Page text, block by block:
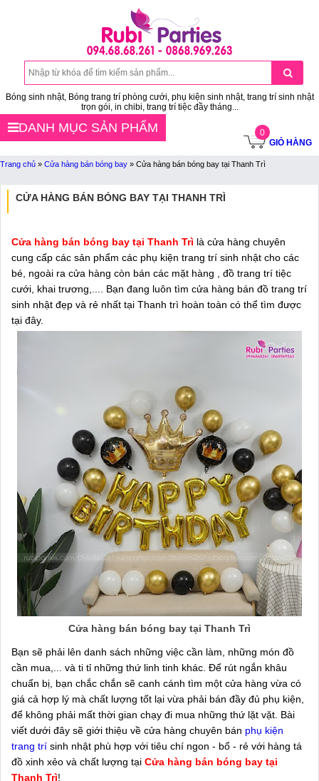
Bóng sinh nhật, Bóng trang trí phòng cưới, phụ kiện sinh nhật, trang trí sinh nhật
trọn gói, in chibi, trang trí tiệc đầy tháng...
0
GIỎ HÀNG
DANH MỤC SẢN PHẨM
Trang chủ » Cửa hàng bán bóng bay » Cửa hàng bán bóng bay tại Thanh Trì
CỬA HÀNG BÁN BÓNG BAY TẠI THANH TRÌ
Cửa hàng bán bóng bay tại Thanh Trì là cửa hàng chuyên
cung cấp các sản phẩm các phụ kiện trang trí sinh nhật cho các
bé, ngoài ra cửa hàng còn bán các mặt hàng , đồ trang trí tiệc
cưới, khai trương,.... Bạn đang luôn tìm cửa hàng bán đồ trang trí
sinh nhật đẹp và rẻ nhất tại Thanh trì hoàn toàn có thể tìm được
tại đây.
Cửa hàng bán bóng bay tại Thanh Trì
Bạn sẽ phải lên danh sách những việc cần làm, những món đồ
cần mua,... và ti tỉ những thứ linh tinh khác. Để rút ngắn khâu
chuẩn bị, bạn chắc chắn sẽ canh cánh tìm một cửa hàng vừa có
giá cả hợp lý mà chất lượng tốt lại vừa phải bán đầy đủ phụ kiện,
để không phải mất thời gian chạy đi mua những thứ lặt vặt. Bài
viết dưới đây sẽ giới thiệu về cửa hàng chuyên bán phụ kiện
trang trí sinh nhật phù hợp với tiêu chí ngon - bổ - rẻ với hàng tá
đồ xinh xẻo và chất lượng tại Cửa hàng bán bóng bay tại
Thanh Trì!